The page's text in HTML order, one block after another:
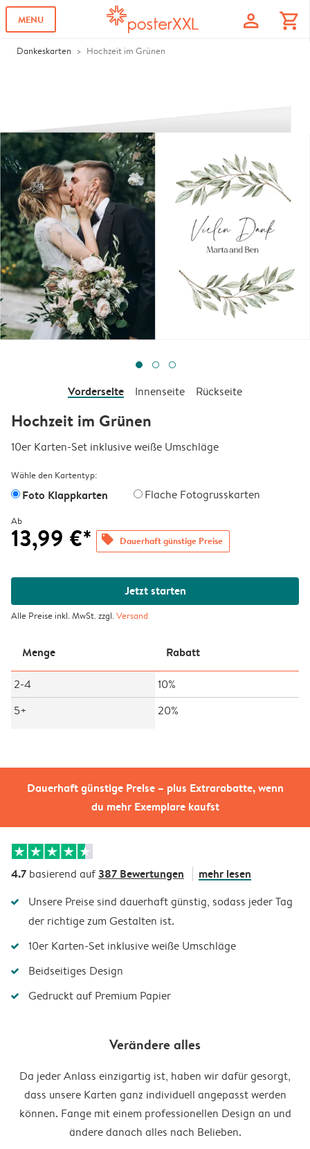
MENU profile shopping_cart
Dankeskarten Hochzeit im Grünen
Dauerhaft günstige Preise – plus Extrarabatte, wenn
du mehr Exemplare kaufst
Vorderseite Innenseite Rückseite
Hochzeit im Grünen
10er Karten-Set inklusive weiße Umschläge
Wähle den Kartentyp:
Foto Klappkarten Flache Fotogrusskarten
Ab
13,99 €* offers Dauerhaft günstige Preise
Jetzt starten
Alle Preise inkl. MwSt. zzgl.Versand
Menge Rabatt
2-4
10%
5+
20%
4.7 basierend auf387 Bewertungen mehr lesen
Unsere Preise sind dauerhaft günstig, sodass jeder Tag
der richtige zum Gestalten ist.
10er Karten-Set inklusive weiße Umschläge
Beidseitiges Design
Gedruckt auf Premium Papier
Verändere alles
Da jeder Anlass einzigartig ist, haben wir dafür gesorgt,
dass unsere Karten ganz individuell angepasst werden
können. Fange mit einem professionellen Design an und
ändere danach alles nach Belieben.